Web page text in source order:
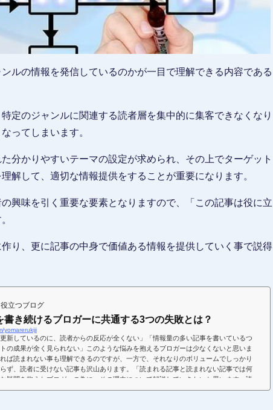
ルの情報を発信しているのかが一目で理解できる内容である
定のジャンルに関連する読者層を集中的に集客できなくなり
ってしまいます。
分かりやすいテーマの設定が求められ、その上でターゲット
解して、適切な情報提供をすることが重要になります。
興味を引く重要な要素となりますので、「この記事は役に立
り、更に記事の中身で価値ある情報を提供していく事で説得
立つブログ
書き続けるブロガーに共通する3つの失敗とは？
yomarerukiji
新しているのに、読者からの反応が全くない」「情報量の多い記事を書いているつ
の成果が全く見られない」このような悩みを抱えるブロガーは少なくないと思いま
ば読まれない事も理解できるのですが、一方で、それなりのボリュームでしっかり
ず、読者に受けない記事も沢山あります。「読まれる記事と読まれない記事では何
疑問を抱えたブロガーの為に、その理由について解説していきたいと思います。読